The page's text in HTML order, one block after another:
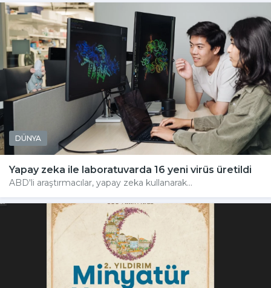
DÜNYA
Yapay zeka ile laboratuvarda 16 yeni virüs üretildi
ABD'li araştırmacılar, yapay zeka kullanarak...